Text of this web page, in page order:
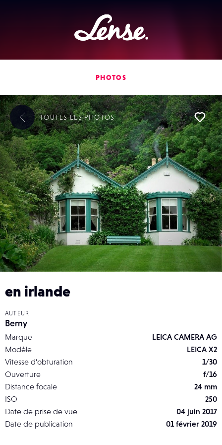
Lense
PHOTOS
en irlande
AUTEUR
Berny
Marque
LEICA CAMERA AG
Modèle
LEICA X2
Vitesse d’obturation
1/30
Ouverture
f/16
Distance focale
24 mm
ISO
250
Date de prise de vue
04 juin 2017
Date de publication
01 février 2019
TOUTES LESPHOTOS